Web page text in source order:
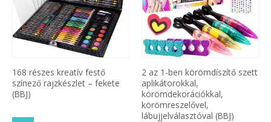
168 részes kreatív festő
színező rajzkészlet – fekete
(BBJ)
2 az 1-ben körömdíszítő szett
aplikátorokkal,
körömdekorációkkal,
körömreszelővel,
lábujjelválasztóval (BBJ)